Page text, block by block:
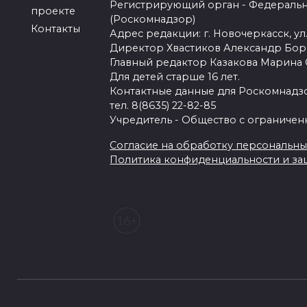
проекте
Контакты
Регистрирующий орган -
(Роскомнадзор)
Адрес редакции: г. Новочеркасск,
Директор Хвастиков Александр
Главный редактор Казакова Марина
Для детей старше 16 лет.
Контактные данные для
тел. 8(8635) 22-82-85
Учредитель - Общество с
Согласие на обработку
Политика конфиденциальности и